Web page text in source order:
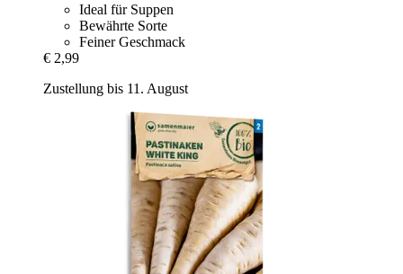
Ideal für Suppen
Bewährte Sorte
Feiner Geschmack
€ 2,99
Zustellung bis 11. August